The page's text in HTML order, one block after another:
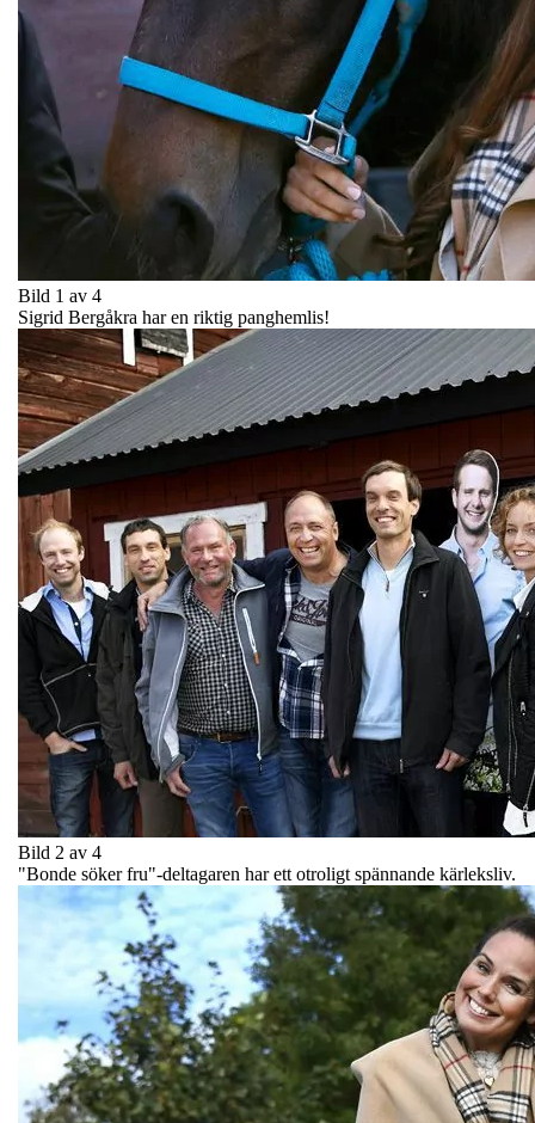
Bild 1 av 4
Sigrid Bergåkra har en riktig panghemlis!
Bild 2 av 4
"Bonde söker fru"-deltagaren har ett otroligt spännande kärleksliv.